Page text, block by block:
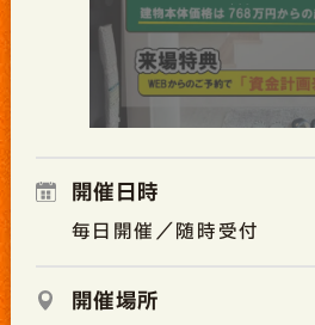
開催日時
毎日開催／随時受付
開催場所